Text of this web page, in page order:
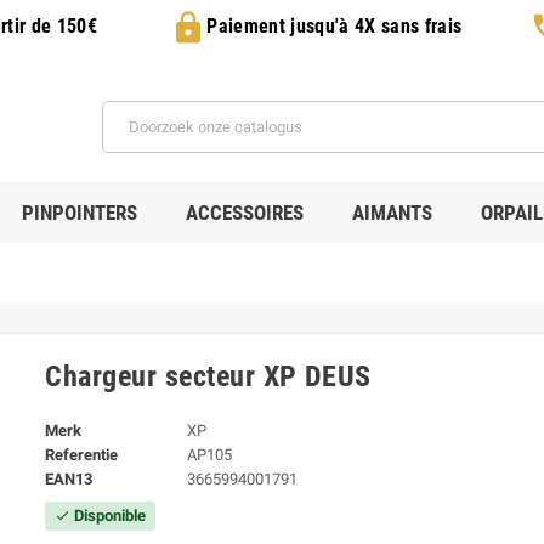
de 150€ lockPaiement jusqu'à 4X sans frais
PINPOINTERS ACCESSOIRES AIMANTS
Chargeur secteur XP DEUS
Merk
XP
Referentie
AP105
EAN13
3665994001791
check Disponible